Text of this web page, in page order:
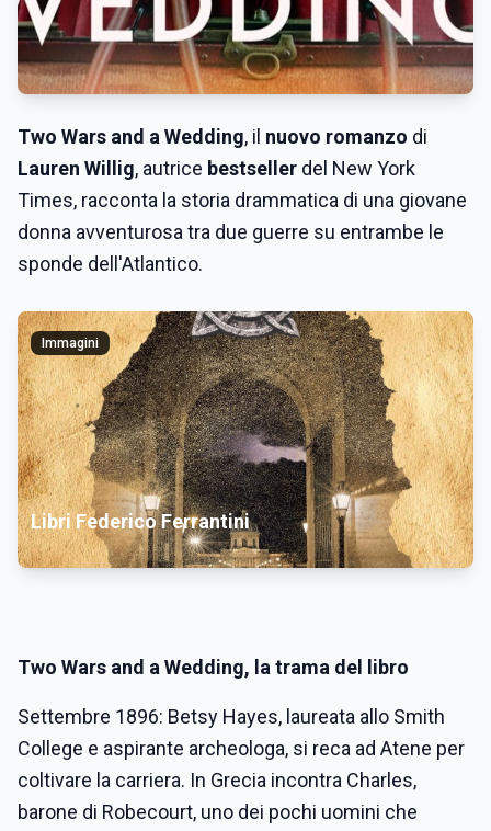
Two Wars and a Wedding, il nuovo romanzo di
Lauren Willig, autrice bestseller del New York
Times, racconta la storia drammatica di una giovane
donna avventurosa tra due guerre su entrambe le
sponde dell'Atlantico.
Immagini
Libri Federico Ferrantini
Two Wars and a Wedding, la trama del libro
Settembre 1896: Betsy Hayes, laureata allo Smith
College e aspirante archeologa, si reca ad Atene per
coltivare la carriera. In Grecia incontra Charles,
barone di Robecourt, uno dei pochi uomini che